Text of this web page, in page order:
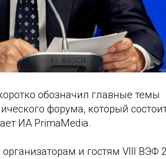
обозначил главные темы
форума, который
ИА PrimaMedia.
и гостям VIII ВЭФ